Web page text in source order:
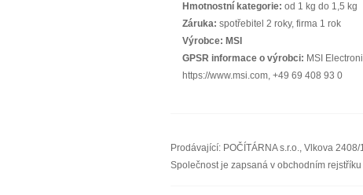
Hmotnostní kategorie: od 1 kg do 1,5 kg
Záruka: spotřebitel 2 roky, firma 1 rok
Výrobce: MSI
GPSR informace o výrobci: MSI
https://www.msi.com, +49 69 408 93 0
Prodávající: POČÍTÁRNA s.r.o., Vlkova
Společnost je zapsaná v obchodním